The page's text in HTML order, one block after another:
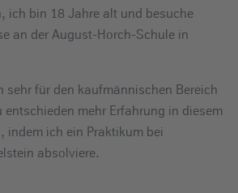
ich bin 18 Jahre alt und besuche
an der August-Horch-Schule in
sehr für den kaufmännischen Bereich
entschieden mehr Erfahrung in diesem
indem ich ein Praktikum bei
absolviere.